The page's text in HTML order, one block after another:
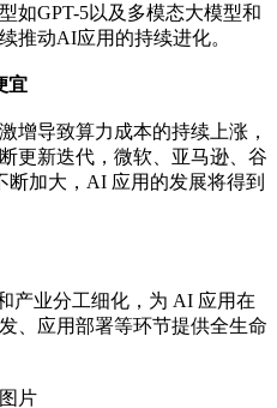
如GPT-5以及多模态大模型和
推动AI应用的持续进化。
宜
增导致算力成本的持续上涨，
更新迭代，微软、亚马逊、谷
加大，AI 应用的发展将得到
产业分工细化，为 AI 应用在
、应用部署等环节提供全生命